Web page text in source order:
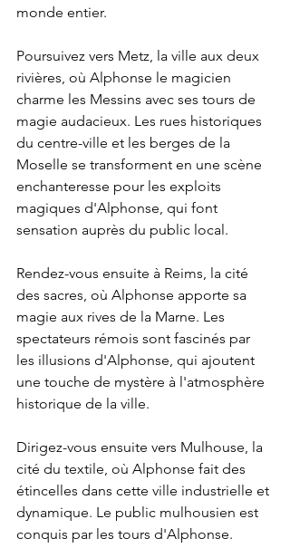
monde entier.
Poursuivez vers Metz, la ville aux deux
rivières, où Alphonse le magicien
charme les Messins avec ses tours de
magie audacieux. Les rues historiques
du centre-ville et les berges de la
Moselle se transforment en une scène
enchanteresse pour les exploits
magiques d'Alphonse, qui font
sensation auprès du public local.
Rendez-vous ensuite à Reims, la cité
des sacres, où Alphonse apporte sa
magie aux rives de la Marne. Les
spectateurs rémois sont fascinés par
les illusions d'Alphonse, qui ajoutent
une touche de mystère à l'atmosphère
historique de la ville.
Dirigez-vous ensuite vers Mulhouse, la
cité du textile, où Alphonse fait des
étincelles dans cette ville industrielle et
dynamique. Le public mulhousien est
conquis par les tours d'Alphonse.